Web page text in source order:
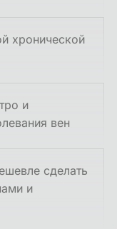
хронической
и
вен
сделать
и